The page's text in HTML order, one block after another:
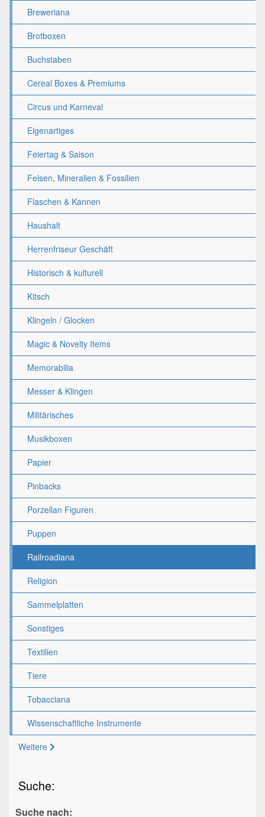
Breweriana
Brotboxen
Buchstaben
Cereal Boxes & Premiums
Circus und Karneval
Eigenartiges
Feiertag & Saison
Felsen, Mineralien & Fossilien
Flaschen & Kannen
Haushalt
Herrenfriseur Geschäft
Historisch & kulturell
Kitsch
Klingeln / Glocken
Magic & Novelty Items
Memorabilia
Messer & Klingen
Militärisches
Musikboxen
Papier
Pinbacks
Porzellan Figuren
Puppen
Railroadiana
Religion
Sammelplatten
Sonstiges
Textilien
Tiere
Tobacciana
Wissenschaftliche Instrumente
Weitere
Suche:
Suche nach: